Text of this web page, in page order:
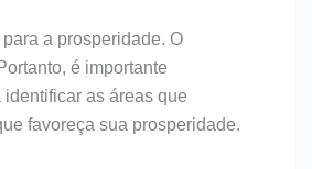
a prosperidade. O
é importante
as áreas que
favoreça sua prosperidade.